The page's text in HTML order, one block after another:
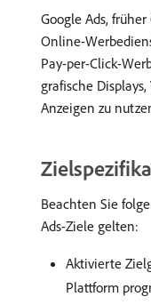
Google Ads,
Online-
Pay-per-Click-
grafische Displays,
Anzeigen zu
Beachten Sie
Ads-Ziele gelten:
Aktivierte
Plattform